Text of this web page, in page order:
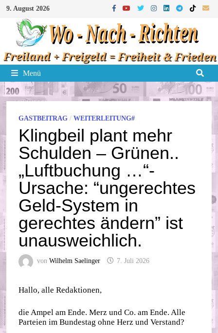
Zum
Inhalt
springen
9. August 2026
Menü
GASTBEITRAG /WEITERLEITUNG#
Klingbeil plant mehr
Schulden – Grünen..
„Luftbuchung …“-
Ursache: “ungerechtes
Geld-System in
gerechtes ändern” ist
unausweichlich.
vonWilhelm Saelinger 7. Juli 2026
Hallo, alle Redaktionen,
die Ampel am Ende. Merz und Co. am Ende. Alle
Parteien im Bundestag ohne Herz und Verstand?